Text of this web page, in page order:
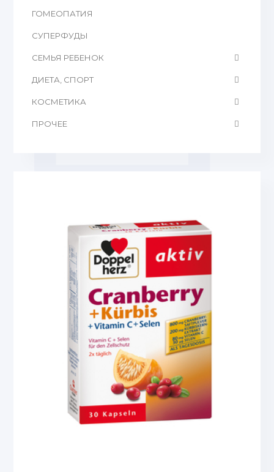
ГОМЕОПАТИЯ
CУПЕРФУДЫ
СЕМЬЯ РЕБЕНОК
ДИЕТА, СПОРТ
КОСМЕТИКА
ПРОЧЕЕ